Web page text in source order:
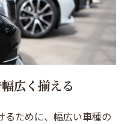
広く揃える
るために、幅広い車種の